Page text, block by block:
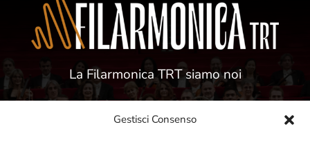
Gestisci Consenso
La Filarmonica TRT siamo noi